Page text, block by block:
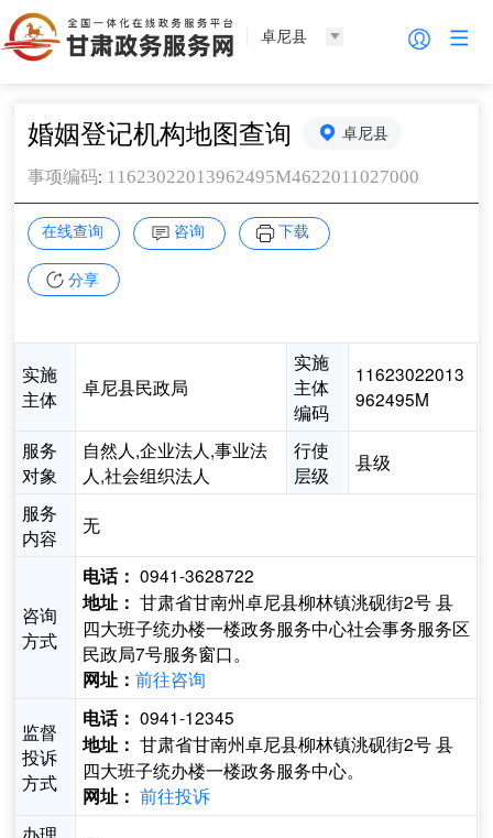
卓尼县
婚姻登记机构地图查询 卓尼县
事项编码: 11623022013962495M4622011027000
在线查询 咨询 下载
分享
实施
主体
卓尼县民政局
实施
主体
编码
11623022013
962495M
服务
对象
自然人,企业法人,事业法
人,社会组织法人
行使
层级
县级
服务
内容
无
咨询
方式
电话： 0941-3628722
地址： 甘肃省甘南州卓尼县柳林镇洮砚街2号 县
四大班子统办楼一楼政务服务中心社会事务服务区
民政局7号服务窗口。
网址：前往咨询
监督
投诉
方式
电话： 0941-12345
地址： 甘肃省甘南州卓尼县柳林镇洮砚街2号 县
四大班子统办楼一楼政务服务中心。
网址： 前往投诉